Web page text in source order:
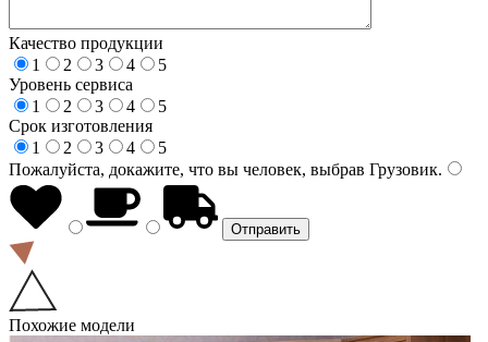
Качество продукции
1
2 3 4
5
Уровень сервиса
1
2 3 4
5
Срок изготовления
1
2 3 4
5
Пожалуйста, докажите, что вы человек, выбрав Грузовик.
Похожие модели